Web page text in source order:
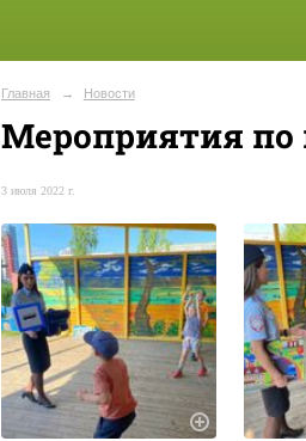
Главная → Новости
Мероприятия
3 июля 2022 г.